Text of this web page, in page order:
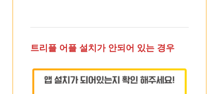
트리플 어플 설치가 안되어 있는 경우